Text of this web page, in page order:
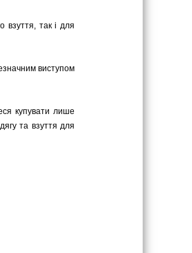
взуття, так і для
виступом
купувати лише
та взуття для